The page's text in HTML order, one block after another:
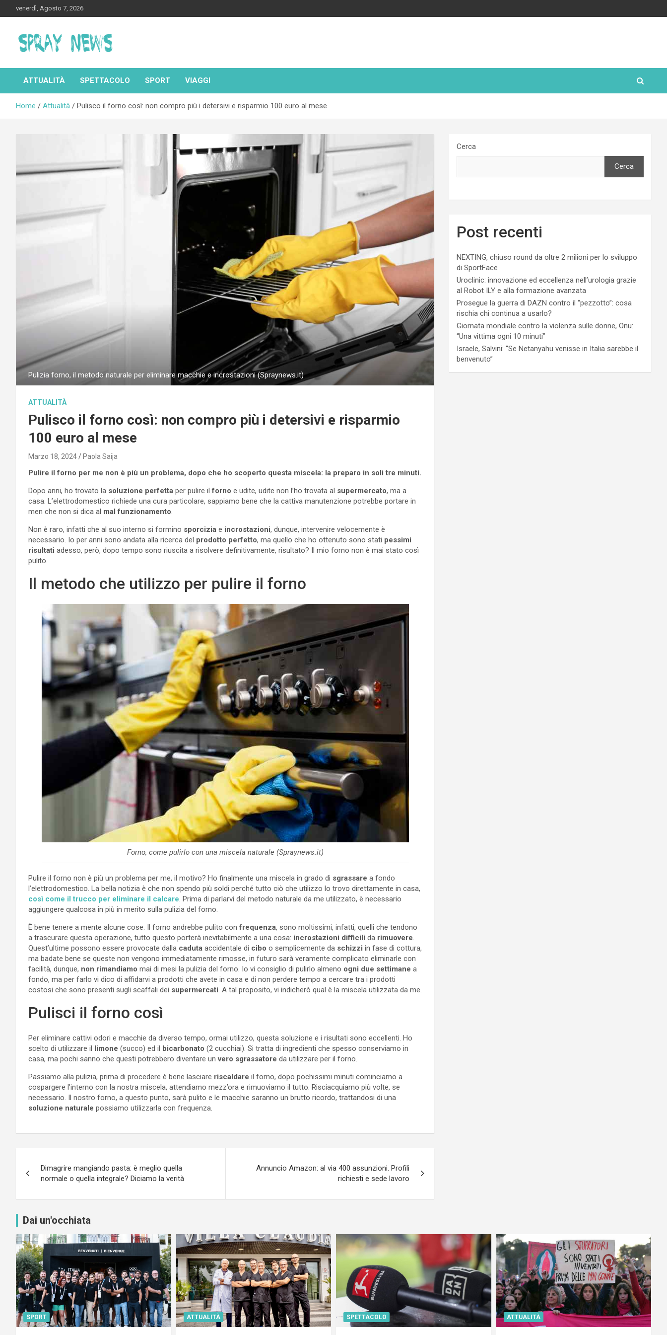
to
venerdì, Agosto 7, 2026
Spraynews.it
ATTUALITÀ SPETTACOLO SPORT VIAGGI
Home Attualità Pulisco il forno così: non compro più i detersivi e risparmio 100 euro al mese
Pulizia forno, il metodo naturale per eliminare macchie e incrostazioni (Spraynews.it)
ATTUALITÀ
Pulisco il forno così: non compro più i detersivi e risparmio
100 euro al mese
Marzo 18, 2024 Paola Saija
Pulire il forno per me non è più un problema, dopo che ho scoperto questa miscela: la preparo in soli tre minuti.
Dopo anni, ho trovato la soluzione perfetta per pulire ilforno e udite, udite non l’ho trovata al supermercato, ma a
casa. L’elettrodomestico richiede una cura particolare, sappiamo bene che la cattiva manutenzione potrebbe portare in
men che non si dica al mal funzionamento
Non è raro, infatti che al suo interno si formino sporcizia e incrostazioni, dunque, intervenire velocemente è
necessario. Io per anni sono andata alla ricerca del prodotto perfetto, ma quello che ho ottenuto sono stati pessimi
risultati adesso, però, dopo tempo sono riuscita a risolvere definitivamente, risultato? Il mio forno non è mai stato così
pulito.
Il metodo che utilizzo per pulire il forno
Forno, come pulirlo con una miscela naturale (Spraynews.it)
Pulire il forno non è più un problema per me, il motivo? Ho finalmente una miscela in grado di sgrassare a fondo
l’elettrodomestico. La bella notizia è che non spendo più soldi perché tutto ciò che utilizzo lo trovo direttamente in casa,
così come il trucco per eliminare il calcare . Prima di parlarvi del metodo naturale da me utilizzato, è necessario
aggiungere qualcosa in più in merito sulla pulizia del forno.
È bene tenere a mente alcune cose. Il forno andrebbe pulito confrequenza, sono moltissimi, infatti, quelli che tendono
a trascurare questa operazione, tutto questo porterà inevitabilmente a una cosa: incrostazioni difficili da rimuovere
Quest’ultime possono essere provocate dalla caduta accidentale di cibo o semplicemente da schizzi in fase di cottura,
ma badate bene se queste non vengono immediatamente rimosse, in futuro sarà veramente complicato eliminarle con
facilità, dunque, non rimandiamo mai di mesi la pulizia del forno. Io vi consiglio di pulirlo almeno ogni due settimane a
fondo, ma per farlo vi dico di affidarvi a prodotti che avete in casa e di non perdere tempo a cercare tra i prodotti
costosi che sono presenti sugli scaffali dei supermercati . A tal proposito, vi indicherò qual è la miscela utilizzata da me.
Pulisci il forno così
Per eliminare cattivi odori e macchie da diverso tempo, ormai utilizzo, questa soluzione e i risultati sono eccellenti. Ho
scelto di utilizzare il limone (succo) ed il bicarbonato (2 cucchiai). Si tratta di ingredienti che spesso conserviamo in
casa, ma pochi sanno che questi potrebbero diventare unvero sgrassatore da utilizzare per il forno.
Passiamo alla pulizia, prima di procedere è bene lasciare riscaldare il forno, dopo pochissimi minuti cominciamo a
cospargere l’interno con la nostra miscela, attendiamo mezz’ora e rimuoviamo il tutto. Risciacquiamo più volte, se
necessario. Il nostro forno, a questo punto, sarà pulito e le macchie saranno un brutto ricordo, trattandosi di una
soluzione naturale possiamo utilizzarla con frequenza.
articoli
Dimagrire mangiando pasta: è meglio quella
normale o quella integrale? Diciamo la verità
Annuncio Amazon: al via 400 assunzioni. Profili
richiesti e sede lavoro
Cerca
Cerca
Post recenti
NEXTING, chiuso round da oltre 2 milioni per lo sviluppo
di SportFace
Uroclinic: innovazione ed eccellenza nell’urologia grazie
al Robot ILY e alla formazione avanzata
Prosegue la guerra di DAZN contro il “pezzotto”: cosa
rischia chi continua a usarlo?
Giornata mondiale contro la violenza sulle donne, Onu:
“Una vittima ogni 10 minuti”
Israele, Salvini: “Se Netanyahu venisse in Italia sarebbe il
benvenuto”
Dai un'occhiata
SPORT ATTUALITÀ SPETTACOLO ATTUALITÀ